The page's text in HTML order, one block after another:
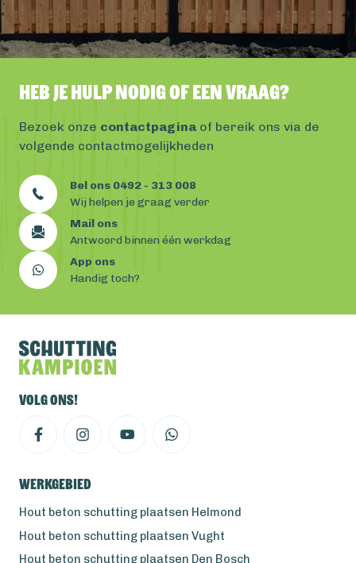
Heb je hulp nodig of een vraag?
Bezoek onze contactpagina of bereik ons via de
volgende contactmogelijkheden
Bel ons 0492 - 313 008
Wij helpen je graag verder
Mail ons
Antwoord binnen één werkdag
App ons
Handig toch?
Volg ons!
Werkgebied
Hout beton schutting plaatsen Helmond
Hout beton schutting plaatsen Vught
Hout beton schutting plaatsen Den Bosch